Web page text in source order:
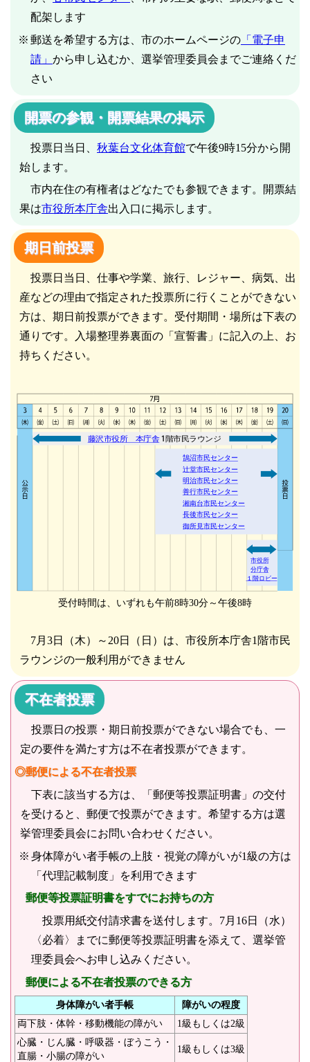
配架します
郵送を希望する方は、市のホームページの 「電子申
請」 から申し込むか、選挙管理委員会までご連絡くだ
さい
開票の参観・開票結果の掲示
投票日当日、 秋葉台文化体育館で午後9時15分から開
始します。
市内在住の有権者はどなたでも参観できます。開票結
果は市役所本庁舎出入口に掲示します。
期日前投票
投票日当日、仕事や学業、旅行、レジャー、病気、出
産などの理由で指定された投票所に行くことができない
方は、期日前投票ができます。受付期間・場所は下表の
通りです。入場整理券裏面の「宣誓書」に記入の上、お
持ちください。
階市民ラウンジ
１階ロビー
分庁舎
市役所
御所見市民センター
明治市民センター
善行市民センター
湘南台市民センター
長後市民センター
鵠沼市民センター
辻堂市民センター
藤沢市役所 本庁舎
受付時間は、いずれも午前8時30分～午後8時
7月3日（木）～20日（日）は、市役所本庁舎1階市民
ラウンジの一般利用ができません
不在者投票
投票日の投票・期日前投票ができない場合でも、一
定の要件を満たす方は不在者投票ができます。
◎郵便による不在者投票
下表に該当する方は、「郵便等投票証明書」の交付
を受けると、郵便で投票ができます。希望する方は選
挙管理委員会にお問い合わせください。
身体障がい者手帳の上肢・視覚の障がいが1級の方は
「代理記載制度」を利用できます
郵便等投票証明書をすでにお持ちの方
投票用紙交付請求書を送付します。7月16日（水）
〈必着〉までに郵便等投票証明書を添えて、選挙管
理委員会へお申し込みください。
郵便による不在者投票のできる方
身体障がい者手帳
障がいの程度
両下肢・体幹・移動機能の障がい
1級もしくは2級
心臓・じん臓・呼吸器・ぼうこう・
直腸・小腸の障がい
1級もしくは3級